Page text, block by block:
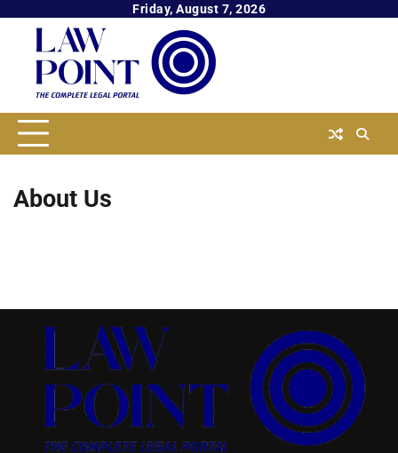
content
Friday, August 7, 2026
About Us